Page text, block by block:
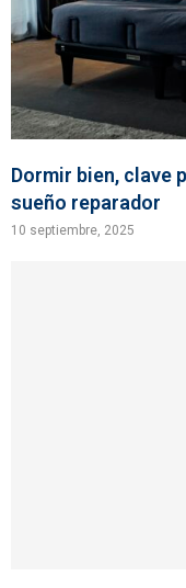
Dormir bien, clave
sueño reparador
10 septiembre, 2025